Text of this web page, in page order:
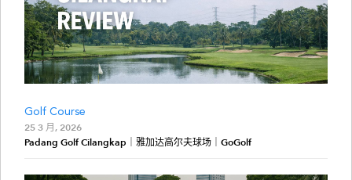
Golf Course
25 3 月, 2026
Padang Golf Cilangkap｜雅加达高尔夫球场｜GoGolf